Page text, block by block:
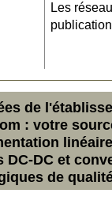
Les
de
: votre
DC-DC et
de